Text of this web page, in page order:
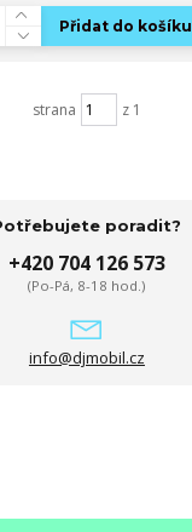
Přidat do košíku
strana z 1
poradit?
+420 704 126 573
(Po-Pá, 8-18 hod.)
info@djmobil.cz